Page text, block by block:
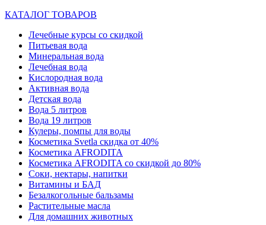
КАТАЛОГ ТОВАРОВ
Лечебные курсы со скидкой
Питьевая вода
Минеральная вода
Лечебная вода
Кислородная вода
Активная вода
Детская вода
Вода 5 литров
Вода 19 литров
Кулеры, помпы для воды
Косметика Svetla скидка от 40%
Косметика AFRODITA
Косметика AFRODITA со скидкой до 80%
Соки, нектары, напитки
Витамины и БАД
Безалкогольные бальзамы
Растительные масла
Для домашних животных